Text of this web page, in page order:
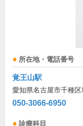
所在地・電話番号
覚王山駅
愛知県名古屋市千種
050-3066-6950
診療科目